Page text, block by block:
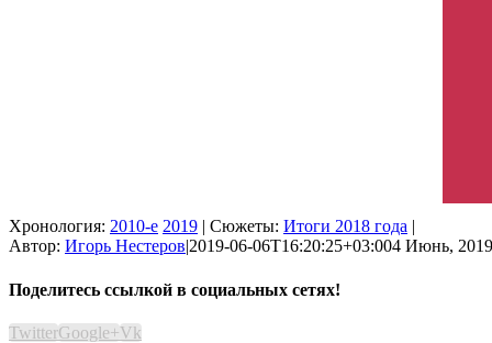
Хронология: 2010-е 2019 | Сюжеты: Итоги 2018 года |
Автор: Игорь Нестеров|2019-06-06T16:20:25+03:004 Июнь,
Поделитесь ссылкой в социальных сетях!
TwitterGoogle+Vk